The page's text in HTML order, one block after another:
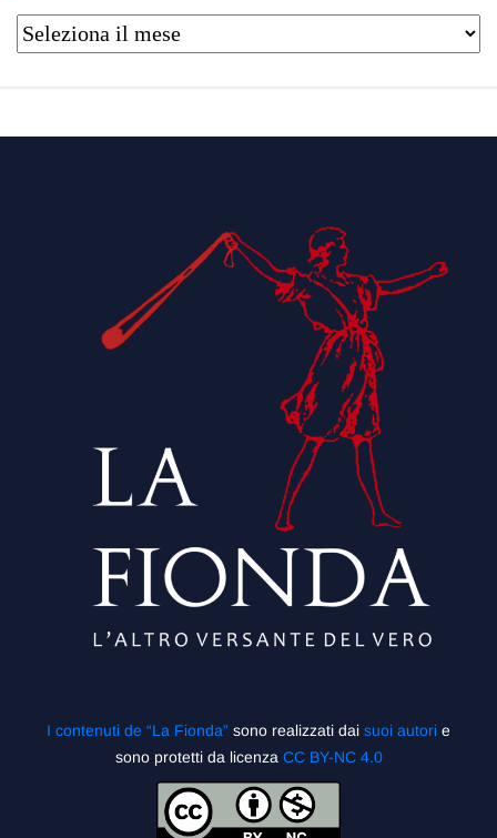
I contenuti de “La Fionda” sono realizzati dai suoi autori e
sono protetti da licenza CC BY-NC 4.0